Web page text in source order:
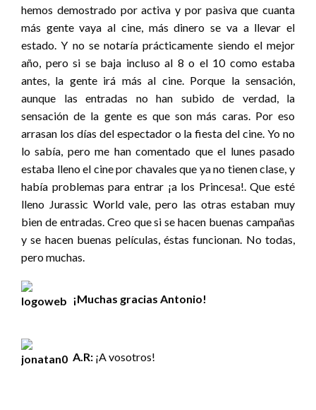
hemos demostrado por activa y por pasiva que cuanta
más gente vaya al cine, más dinero se va a llevar el
estado. Y no se notaría prácticamente siendo el mejor
año, pero si se baja incluso al 8 o el 10 como estaba
antes, la gente irá más al cine. Porque la sensación,
aunque las entradas no han subido de verdad, la
sensación de la gente es que son más caras. Por eso
arrasan los días del espectador o la fiesta del cine. Yo no
lo sabía, pero me han comentado que el lunes pasado
estaba lleno el cine por chavales que ya no tienen clase, y
había problemas para entrar ¡a los Princesa!. Que esté
lleno Jurassic World vale, pero las otras estaban muy
bien de entradas. Creo que si se hacen buenas campañas
y se hacen buenas películas, éstas funcionan. No todas,
pero muchas.
¡Muchas gracias Antonio!
A.R: ¡A vosotros!